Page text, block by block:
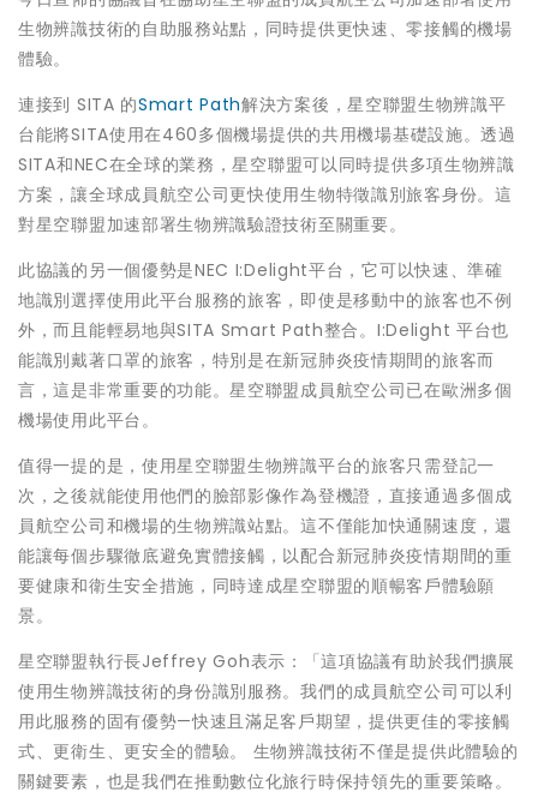
生物辨識技術的自助服務站點，同時提供更快速、零接觸的機場
體驗。
連接到 SITA 的Smart Path解決方案後，星空聯盟生物辨識平
台能將SITA使用在460多個機場提供的共用機場基礎設施。透過
SITA和NEC在全球的業務，星空聯盟可以同時提供多項生物辨識
方案，讓全球成員航空公司更快使用生物特徵識別旅客身份。這
對星空聯盟加速部署生物辨識驗證技術至關重要。
此協議的另一個優勢是NEC I:Delight平台，它可以快速、準確
地識別選擇使用此平台服務的旅客，即使是移動中的旅客也不例
外，而且能輕易地與SITA Smart Path整合。I:Delight 平台也
能識別戴著口罩的旅客，特別是在新冠肺炎疫情期間的旅客而
言，這是非常重要的功能。星空聯盟成員航空公司已在歐洲多個
機場使用此平台。
值得一提的是，使用星空聯盟生物辨識平台的旅客只需登記一
次，之後就能使用他們的臉部影像作為登機證，直接通過多個成
員航空公司和機場的生物辨識站點。這不僅能加快通關速度，還
能讓每個步驟徹底避免實體接觸，以配合新冠肺炎疫情期間的重
要健康和衛生安全措施，同時達成星空聯盟的順暢客戶體驗願
景。
星空聯盟執行長Jeffrey Goh表示：「這項協議有助於我們擴展
使用生物辨識技術的身份識別服務。我們的成員航空公司可以利
用此服務的固有優勢—快速且滿足客戶期望，提供更佳的零接觸
式、更衛生、更安全的體驗。 生物辨識技術不僅是提供此體驗的
關鍵要素，也是我們在推動數位化旅行時保持領先的重要策略。